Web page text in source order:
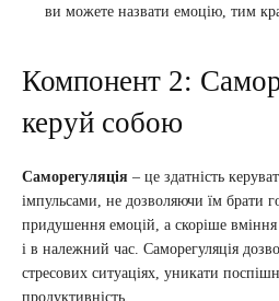
ви можете назвати емоцію, тим
Компонент 2:
керуй собою
Саморегуляція – це здатність
імпульсами, не дозволяючи їм брати
придушення емоцій, а скоріше
і в належний час. Саморегуляція
стресових ситуаціях, уникати
продуктивність.